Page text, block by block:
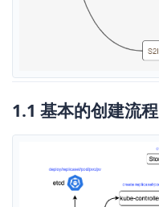
1.1 基本的创建流程